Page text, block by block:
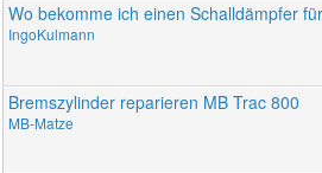
Wo bekomme ich einen Schalldämpfer
IngoKulmann
Bremszylinder reparieren MB Trac 800
MB-Matze